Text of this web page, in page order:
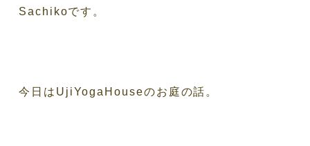
Sachikoです。
今日はUjiYogaHouseのお庭の話。